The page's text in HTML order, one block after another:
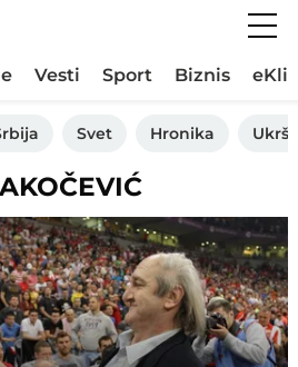
Vesti Sport Biznis
Svet Hronika